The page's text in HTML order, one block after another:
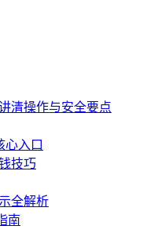
清操作与安全要点
心入口
技巧
全解析
南